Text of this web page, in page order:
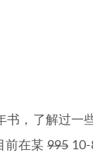
书，了解过一
前在某 995 10-